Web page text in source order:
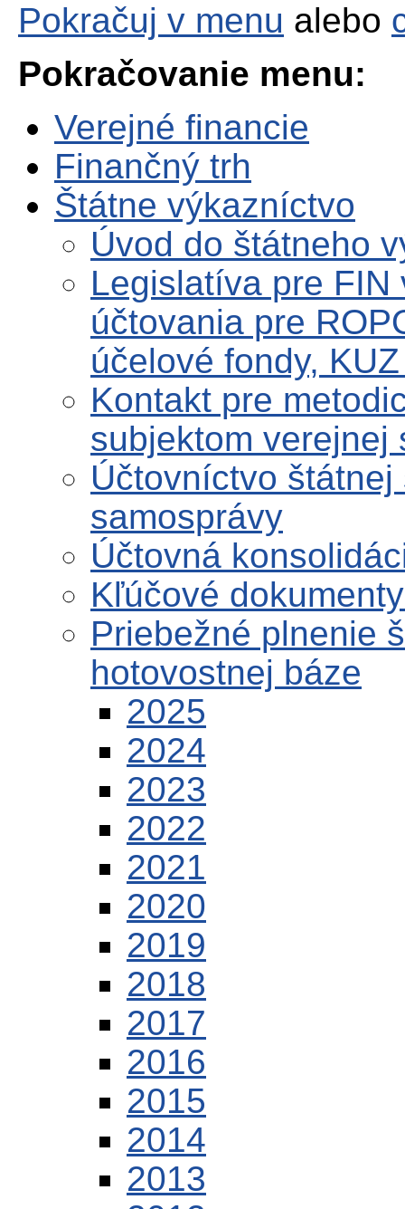
Pokračuj v menu alebo
Pokračovanie menu:
Verejné financie
Finančný trh
Štátne výkazníctvo
Úvod do štátneho
Legislatíva pre FIN
účtovania pre
účelové fondy,
Kontakt pre
subjektom verejnej
Účtovníctvo
samosprávy
Účtovná
Kľúčové
Priebežné plnenie
hotovostnej báze
2025
2024
2023
2022
2021
2020
2019
2018
2017
2016
2015
2014
2013